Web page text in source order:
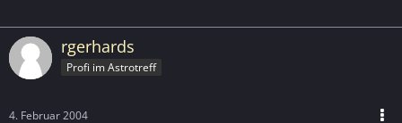
rgerhards
Profi im Astrotreff
4. Februar 2004